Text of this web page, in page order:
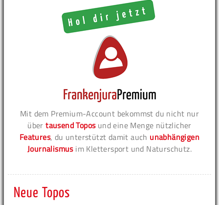
Mit dem Premium-Account bekommst du nicht nur
übertausend Toposund eine Menge nützlicher
Features, du unterstützt damit auch unabhängigen
Journalismusim Klettersport und Naturschutz.
Neue Topos